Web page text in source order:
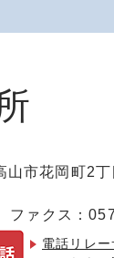
山市花岡町2
ファクス：
電話リレ